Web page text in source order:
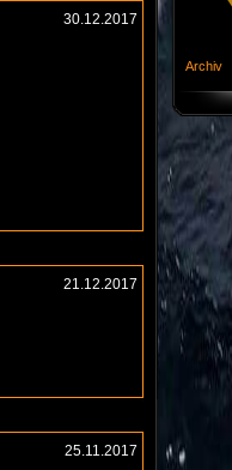
30.12.2017
21.12.2017
25.11.2017
Archiv